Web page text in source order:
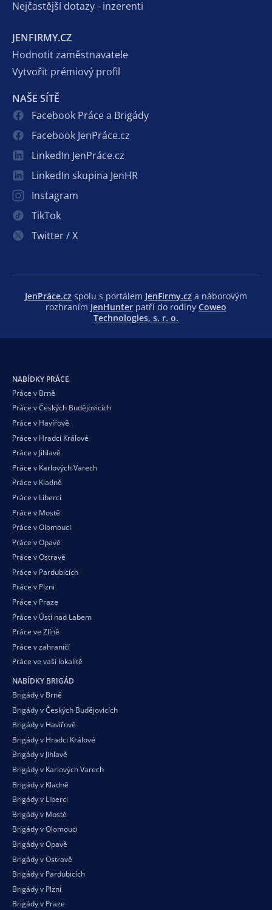
Nejčastější dotazy - inzerenti
JENFIRMY.CZ
Hodnotit zaměstnavatele
Vytvořit prémiový profil
NAŠE SÍTĚ
Facebook Práce a Brigády
Facebook JenPráce.cz
LinkedIn JenPráce.cz
LinkedIn skupina JenHR
Instagram
TikTok
Twitter / X
JenPráce.cz spolu s portálem JenFirmy.cz a náborovým
rozhraním JenHunter patří do rodiny Coweo
Technologies, s. r. o.
NABÍDKY PRÁCE
Práce v Brně
Práce v Českých Budějovicích
Práce v Havířově
Práce v Hradci Králové
Práce v Jihlavě
Práce v Karlových Varech
Práce v Kladně
Práce v Liberci
Práce v Mostě
Práce v Olomouci
Práce v Opavě
Práce v Ostravě
Práce v Pardubicích
Práce v Plzni
Práce v Praze
Práce v Ústí nad Labem
Práce ve Zlíně
Práce v zahraničí
Práce ve vaší lokalitě
NABÍDKY BRIGÁD
Brigády v Brně
Brigády v Českých Budějovicích
Brigády v Havířově
Brigády v Hradci Králové
Brigády v Jihlavě
Brigády v Karlových Varech
Brigády v Kladně
Brigády v Liberci
Brigády v Mostě
Brigády v Olomouci
Brigády v Opavě
Brigády v Ostravě
Brigády v Pardubicích
Brigády v Plzni
Brigády v Praze